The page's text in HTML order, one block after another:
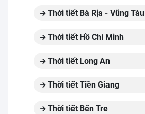
Thời tiết Bà Rịa - Vũng Tàu
Thời tiết Hồ Chí Minh
Thời tiết Long An
Thời tiết Tiền Giang
Thời tiết Bến Tre